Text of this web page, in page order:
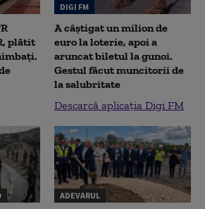
plătit
DIGI FM
A câștigat un milion de
euro la loterie, apoi a
aruncat biletul la gunoi.
Gestul făcut muncitorii de
la salubritate
Descarcă aplicația Digi FM
ADEVARUL